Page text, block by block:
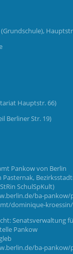
(Grundschule),
Hauptstr. 66)
Berliner Str. 19)
Pankow von Berlin
SchulSpKult)
ba-pankow/
dominique-kroessin/
Senatsverwaltung
Pankow
ba-pankow/